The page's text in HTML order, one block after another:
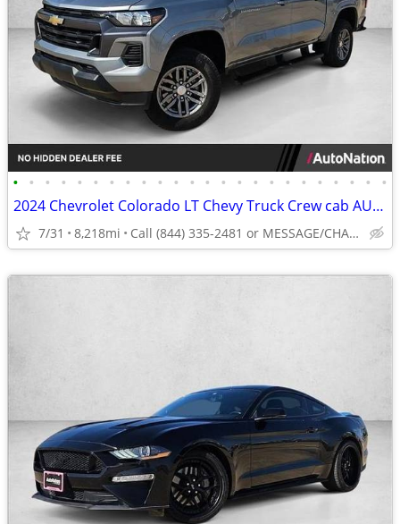
• • • • • • • • • • • • • • • • • • • • • • • •
2024 Chevrolet Colorado LT Chevy Truck Crew cab AUTONATION
7/31 8,218mi Call (844) 335-2481 or MESSAGE/CHAT to confirm availability